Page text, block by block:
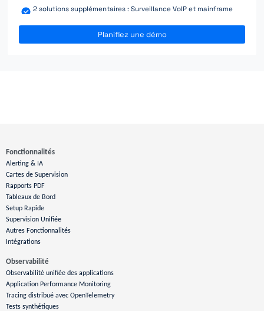
2 solutions supplémentaires : Surveillance VoIP et mainframe
Planifiez une démo
Fonctionnalités
Alerting & IA
Cartes de Supervision
Rapports PDF
Tableaux de Bord
Setup Rapide
Supervision Unifiée
Autres Fonctionnalités
Intégrations
Observabilité
Observabilité unifiée des applications
Application Performance Monitoring
Tracing distribué avec OpenTelemetry
Tests synthétiques